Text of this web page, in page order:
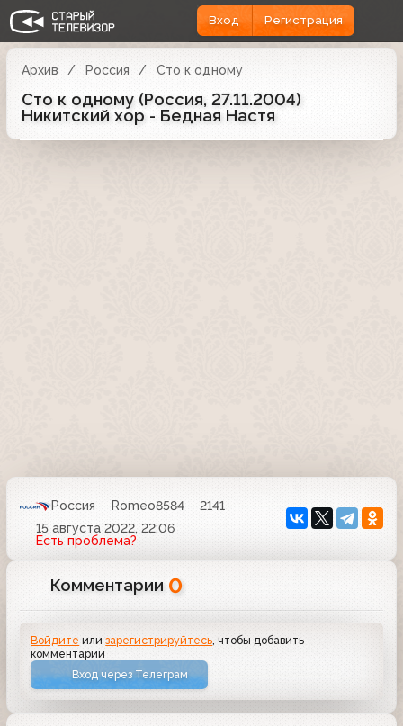
Вход Регистрация
Архив Россия Сто к одному
Сто к одному (Россия, 27.11.2004)
Никитский хор - Бедная Настя
Россия Romeo8584
2141
15 августа 2022, 22:06
Есть проблема?
Комментарии 0
Войдите илизарегистрируйтесь , чтобы добавить
комментарий
Вход через Телеграм